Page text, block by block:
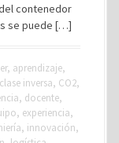
contenedor
se puede […]
, aprendizaje,
clase inversa, CO2,
, docente,
, experiencia,
, innovación,